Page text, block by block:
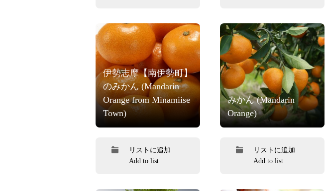
伊勢志摩【南伊勢町】
のみかん (Mandarin
Orange from Minamiise
Town)
リストに追加
Add to list
みかん (Mandarin
Orange)
リストに追加
Add to list